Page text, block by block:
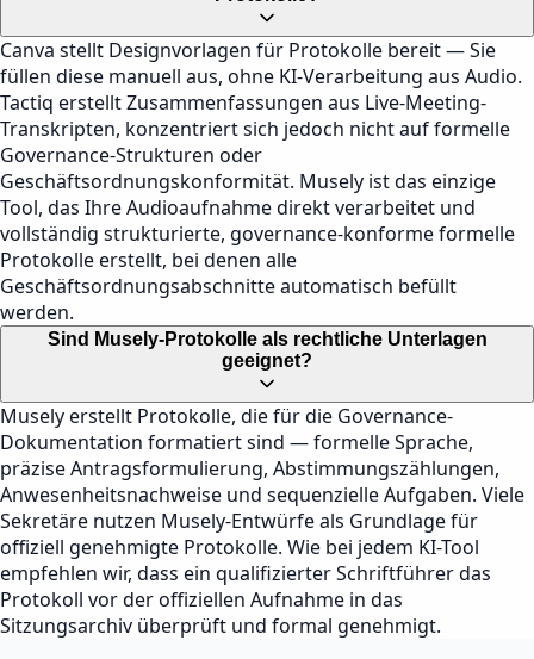
Canva stellt Designvorlagen für Protokolle bereit — Sie
füllen diese manuell aus, ohne KI-Verarbeitung aus Audio.
Tactiq erstellt Zusammenfassungen aus Live-Meeting-
Transkripten, konzentriert sich jedoch nicht auf formelle
Governance-Strukturen oder
Geschäftsordnungskonformität. Musely ist das einzige
Tool, das Ihre Audioaufnahme direkt verarbeitet und
vollständig strukturierte, governance-konforme formelle
Protokolle erstellt, bei denen alle
Geschäftsordnungsabschnitte automatisch befüllt
werden.
Sind Musely-Protokolle als rechtliche Unterlagen
geeignet?
Musely erstellt Protokolle, die für die Governance-
Dokumentation formatiert sind — formelle Sprache,
präzise Antragsformulierung, Abstimmungszählungen,
Anwesenheitsnachweise und sequenzielle Aufgaben. Viele
Sekretäre nutzen Musely-Entwürfe als Grundlage für
offiziell genehmigte Protokolle. Wie bei jedem KI-Tool
empfehlen wir, dass ein qualifizierter Schriftführer das
Protokoll vor der offiziellen Aufnahme in das
Sitzungsarchiv überprüft und formal genehmigt.